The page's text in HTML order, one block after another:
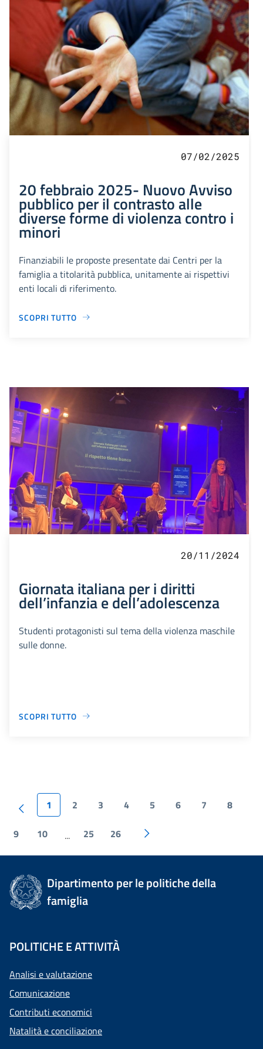
07/02/2025
20 febbraio 2025- Nuovo Avviso
pubblico per il contrasto alle
diverse forme di violenza contro i
minori
Finanziabili le proposte presentate dai Centri per la
famiglia a titolarità pubblica, unitamente ai rispettivi
enti locali di riferimento.
SCOPRI TUTTO
20/11/2024
Giornata italiana per i diritti
dell’infanzia e dell’adolescenza
Studenti protagonisti sul tema della violenza maschile
sulle donne.
SCOPRI TUTTO
1 2 3 4 5 6 7 8
9 10 ... 25 26
Dipartimento per le politiche della
famiglia
POLITICHE E ATTIVITÀ
Analisi e valutazione
Comunicazione
Contributi economici
Natalità e conciliazione